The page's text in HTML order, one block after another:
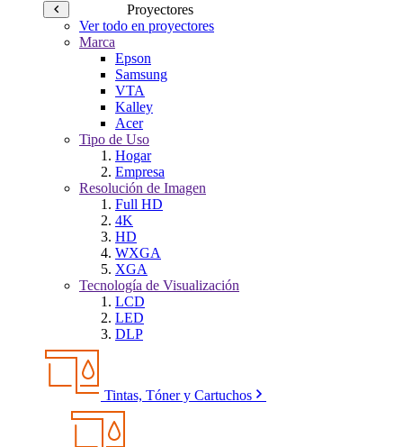
Proyectores
Ver todo en proyectores
Marca
Epson
Samsung
VTA
Kalley
Acer
Tipo de Uso
Hogar
Empresa
Resolución de Imagen
Full HD
4K
HD
WXGA
XGA
Tecnología de Visualización
LCD
LED
DLP
Tintas, Tóner y Cartuchos